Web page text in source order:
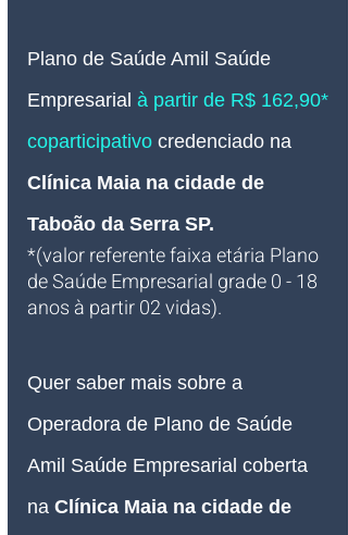
Plano de Saúde Amil Saúde
Empresarial à partir de R$ 162,90*
coparticipativo credenciado na
Clínica Maia na cidade de
Taboão da Serra SP.
*(valor referente faixa etária Plano
de Saúde Empresarial grade 0 - 18
anos à partir 02 vidas).
Quer saber mais sobre a
Operadora de Plano de Saúde
Amil Saúde Empresarial coberta
na Clínica Maia na cidade de